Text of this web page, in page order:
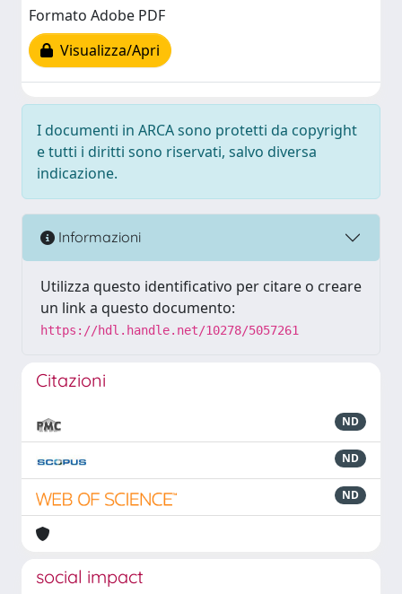
Formato Adobe PDF
Visualizza/Apri
I documenti in ARCA sono protetti da copyright
e tutti i diritti sono riservati, salvo diversa
indicazione.
Informazioni
Utilizza questo identificativo per citare o creare
un link a questo documento:
https://hdl.handle.net/10278/5057261
Citazioni
ND
ND
ND
social impact